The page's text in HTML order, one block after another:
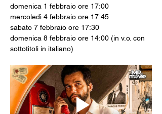
domenica 1 febbraio ore 17:00
mercoledì 4 febbraio ore 17:45
sabato 7 febbraio ore 17:30
domenica 8 febbraio ore 14:00 (in v.o. con
sottotitoli in italiano)